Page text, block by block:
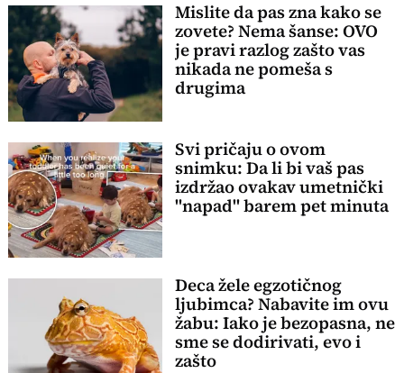
Mislite da pas zna kako se
zovete? Nema šanse: OVO
je pravi razlog zašto vas
nikada ne pomeša s
drugima
Svi pričaju o ovom
snimku: Da li bi vaš pas
izdržao ovakav umetnički
"napad" barem pet minuta
Deca žele egzotičnog
ljubimca? Nabavite im ovu
žabu: Iako je bezopasna, ne
sme se dodirivati, evo i
zašto